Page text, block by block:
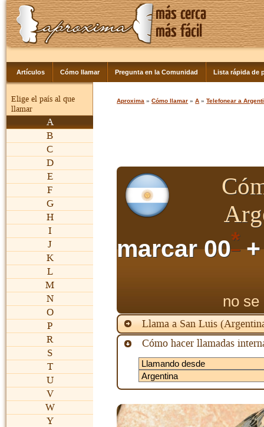
Artículos Cómo llamar Pregunta en la Comunidad Lista rápida de
Elige el país al que
llamar
A
B
C
D
E
F
G
H
I
J
K
L
M
N
O
P
R
S
T
U
V
W
Y
Aproxima »Cómo llamar »A »Telefonear a
marcar 00*+
no
Llama a San Luis
Cómo hacer llamadas